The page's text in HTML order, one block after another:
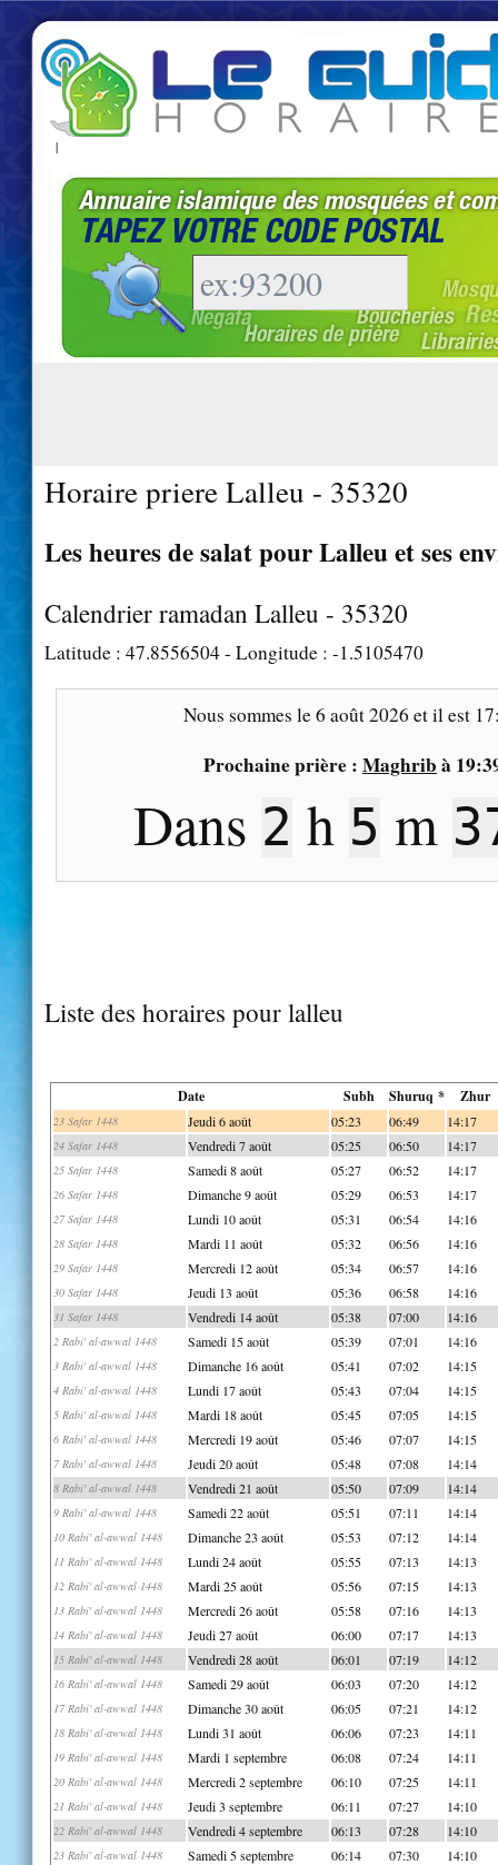
|
Horaire priere Lalleu - 35320
Les heures de salat pour Lalleu et ses
Calendrier ramadan Lalleu - 35320
Latitude : 47.8556504- Longitude : -1.5105470
Nous sommes le6 août 2026 et il est
Prochaine prière : Maghrib à
Dans 2 h 5 m
Liste des horaires pour lalleu
Date Subh Shuruq * Zhur
23 Safar 1448 Jeudi 6 août 05:23 06:49 14:17
24 Safar 1448 Vendredi 7 août 05:25 06:50 14:17
25 Safar 1448 Samedi 8 août 05:27 06:52 14:17
26 Safar 1448 Dimanche 9 août 05:29 06:53 14:17
27 Safar 1448 Lundi 10 août 05:31 06:54 14:16
28 Safar 1448 Mardi 11 août 05:32 06:56 14:16
29 Safar 1448 Mercredi 12 août 05:34 06:57 14:16
30 Safar 1448 Jeudi 13 août 05:36 06:58 14:16
31 Safar 1448 Vendredi 14 août 05:38 07:00 14:16
2 Rabi' al-awwal 1448 Samedi 15 août 05:39 07:01 14:16
3 Rabi' al-awwal 1448 Dimanche 16 août 05:41 07:02 14:15
4 Rabi' al-awwal 1448 Lundi 17 août 05:43 07:04 14:15
5 Rabi' al-awwal 1448 Mardi 18 août 05:45 07:05 14:15
6 Rabi' al-awwal 1448 Mercredi 19 août 05:46 07:07 14:15
7 Rabi' al-awwal 1448 Jeudi 20 août 05:48 07:08 14:14
8 Rabi' al-awwal 1448 Vendredi 21 août 05:50 07:09 14:14
9 Rabi' al-awwal 1448 Samedi 22 août 05:51 07:11 14:14
10 Rabi' al-awwal 1448 Dimanche 23 août 05:53 07:12 14:14
11 Rabi' al-awwal 1448 Lundi 24 août 05:55 07:13 14:13
12 Rabi' al-awwal 1448 Mardi 25 août 05:56 07:15 14:13
13 Rabi' al-awwal 1448 Mercredi 26 août 05:58 07:16 14:13
14 Rabi' al-awwal 1448 Jeudi 27 août 06:00 07:17 14:13
15 Rabi' al-awwal 1448 Vendredi 28 août 06:01 07:19 14:12
16 Rabi' al-awwal 1448 Samedi 29 août 06:03 07:20 14:12
17 Rabi' al-awwal 1448 Dimanche 30 août 06:05 07:21 14:12
18 Rabi' al-awwal 1448 Lundi 31 août 06:06 07:23 14:11
19 Rabi' al-awwal 1448 Mardi 1 septembre 06:08 07:24 14:11
20 Rabi' al-awwal 1448 Mercredi 2 septembre 06:10 07:25 14:11
21 Rabi' al-awwal 1448 Jeudi 3 septembre 06:11 07:27 14:10
22 Rabi' al-awwal 1448 Vendredi 4 septembre 06:13 07:28 14:10
23 Rabi' al-awwal 1448 Samedi 5 septembre 06:14 07:30 14:10